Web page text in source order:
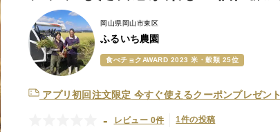
岡山県岡山市東区
ふるいち農園
食べチョクAWARD 2023 米・穀類 25位
アプリ初回注文限定 今すぐ使えるクーポンプレゼン
- レビュー 0件 1件の投稿